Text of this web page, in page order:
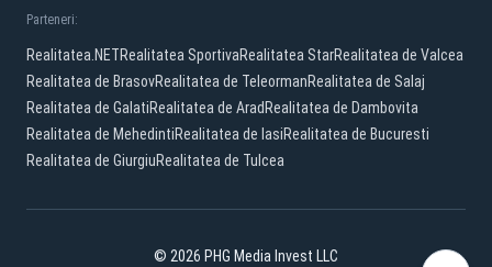
Parteneri:
Realitatea.NETRealitatea SportivaRealitatea StarRealitatea de Valcea
Realitatea de BrasovRealitatea de TeleormanRealitatea de Salaj
Realitatea de GalatiRealitatea de Arad Realitatea de Dambovita
Realitatea de MehedintiRealitatea de IasiRealitatea de Bucuresti
Realitatea de GiurgiuRealitatea de Tulcea
© 2026 PHG Media Invest LLC